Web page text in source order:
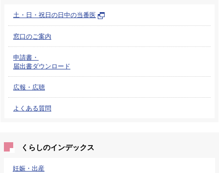
土・日・祝日の日中の当番医
窓口のご案内
申請書・
届出書ダウンロード
広報・広聴
よくある質問
くらしのインデックス
妊娠・出産